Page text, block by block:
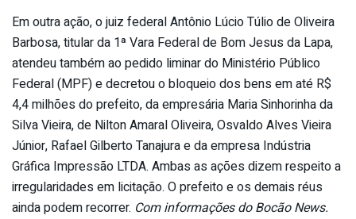
Em outra ação, o juiz federal Antônio Lúcio Túlio de Oliveira
Barbosa, titular da 1ª Vara Federal de Bom Jesus da Lapa,
atendeu também ao pedido liminar do Ministério Público
Federal (MPF) e decretou o bloqueio dos bens em até R$
4,4 milhões do prefeito, da empresária Maria Sinhorinha da
Silva Vieira, de Nilton Amaral Oliveira, Osvaldo Alves Vieira
Júnior, Rafael Gilberto Tanajura e da empresa Indústria
Gráfica Impressão LTDA. Ambas as ações dizem respeito a
irregularidades em licitação. O prefeito e os demais réus
ainda podem recorrer. Com informações do Bocão News.